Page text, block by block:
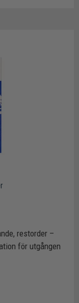
restorder –
för utgången